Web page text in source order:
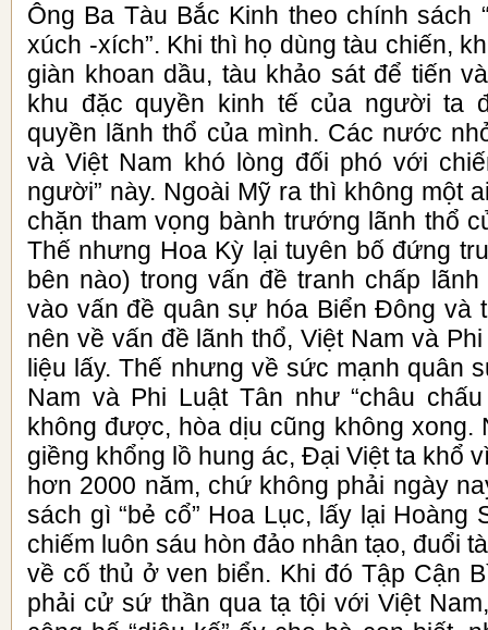
Ông Ba Tàu Bắc Kinh theo chính sách
xúch -xích”. Khi thì họ dùng tàu chiến,
giàn khoan dầu, tàu khảo sát để tiến
khu đặc quyền kinh tế của người ta
quyền lãnh thổ của mình. Các nước
và Việt Nam khó lòng đối phó với
người” này. Ngoài Mỹ ra thì không một
chặn tham vọng bành trướng lãnh thổ
Thế nhưng Hoa Kỳ lại tuyên bố đứng
bên nào) trong vấn đề tranh chấp
vào vấn đề quân sự hóa Biển Đông và
nên về vấn đề lãnh thổ, Việt Nam và
liệu lấy. Thế nhưng về sức mạnh quân
Nam và Phi Luật Tân như “châu
không được, hòa dịu cũng không xong.
giềng khổng lồ hung ác, Đại Việt ta khổ
hơn 2000 năm, chứ không phải ngày
sách gì “bẻ cổ” Hoa Lục, lấy lại Hoàng
chiếm luôn sáu hòn đảo nhân tạo, đuổi
về cố thủ ở ven biển. Khi đó Tập Cận
phải cử sứ thần qua tạ tội với Việt